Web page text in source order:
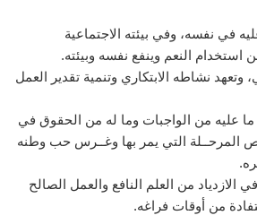
في نفسه، وفي بيئته الاجتماعية
استخدام النعم وينفع نفسه وبيئته.
وتعهد نشاطه الابتكاري وتنمية تقدير العمل
ما عليه من الواجبات وما له من الحقوق في
المرحــلة التي يمر بها وغــرس حب وطنه
الازدياد من العلم النافع والعمل الصالح
من أوقات فراغه.